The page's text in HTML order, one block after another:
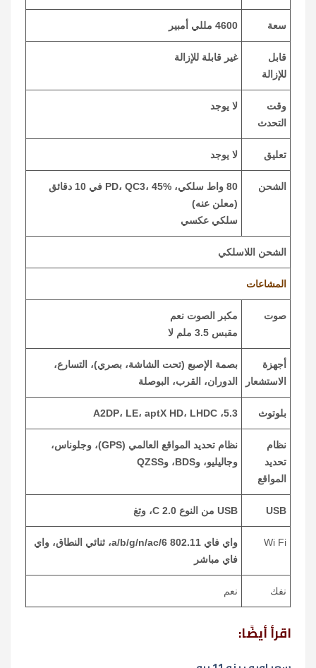
سعة 4600 مللي أمبير
قابل
للإزالة
غير قابلة للإزالة
وقت
التحدث
لا يوجد
تعليق لا يوجد
الشحن
80 واط سلكي، PD، QC3، 45% في 10 دقائق
(معلن عنه)
سلكي عكسي
الشحن اللاسلكي
المشاعات
صوت
مكبر الصوت نعم
مقبس 3.5 ملم لا
أجهزة
الاستشعار
بصمة الإصبع (تحت الشاشة، بصري)، التسارع،
الدوران، القرب، البوصلة
بلوتوث 5.3، A2DP، LE، aptX HD، LHDC
نظام
تحديد
المواقع
نظام تحديد المواقع العالمي (GPS)، وجلوناس،
وجاليليو، وBDS، وQZSS
USB USB من النوع C 2.0، وتغ
Wi Fi
واي فاي 802.11 a/b/g/n/ac/6، ثنائي النطاق، واي
فاي مباشر
نفك نعم
اقرأ أيضًا: